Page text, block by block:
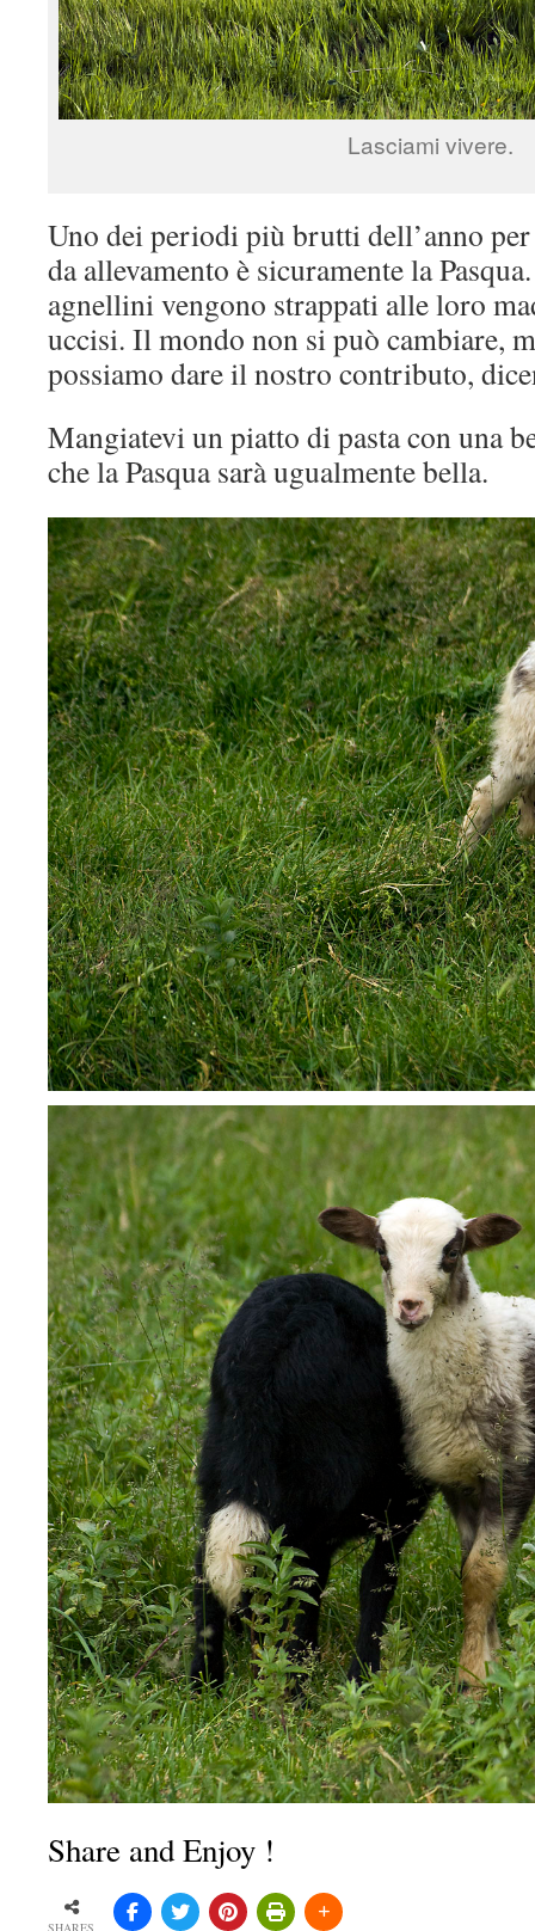
Lasciami vivere.
Uno dei periodi più brutti dell’anno
da allevamento è sicuramente la
agnellini vengono strappati alle loro
uccisi. Il mondo non si può cambiare,
possiamo dare il nostro contributo,
Mangiatevi un piatto di pasta con una
che la Pasqua sarà ugualmente bella.
Share and Enjoy !
SHARES